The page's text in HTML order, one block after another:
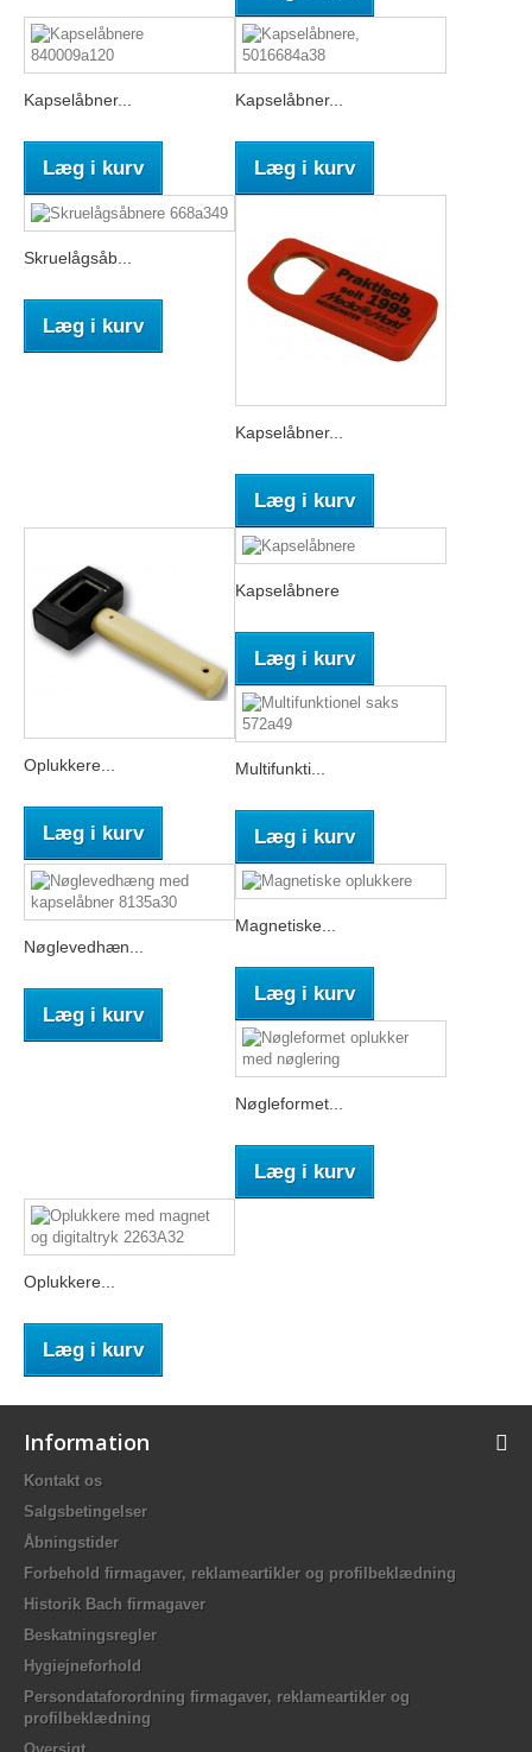
Kapselåbner...
Læg i kurv
Kapselåbner...
Læg i kurv
Skruelågsåb...
Læg i kurv
Kapselåbner...
Læg i kurv
Oplukkere...
Læg i kurv
Kapselåbnere
Læg i kurv
Multifunkti...
Læg i kurv
Nøglevedhæn...
Læg i kurv
Magnetiske...
Læg i kurv
Nøgleformet...
Læg i kurv
Oplukkere...
Læg i kurv
Information
Kontakt os
Salgsbetingelser
Åbningstider
Forbehold firmagaver, reklameartikler og profilbeklædning
Historik Bach firmagaver
Beskatningsregler
Hygiejneforhold
Persondataforordning firmagaver, reklameartikler og
profilbeklædning